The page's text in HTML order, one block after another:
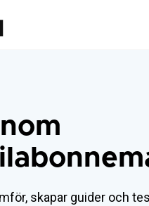
skapar guider och